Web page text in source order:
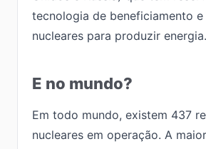
tecnologia de beneficiamento e
nucleares para produzir energia.
E no mundo?
Em todo mundo, existem 437
nucleares em operação. A